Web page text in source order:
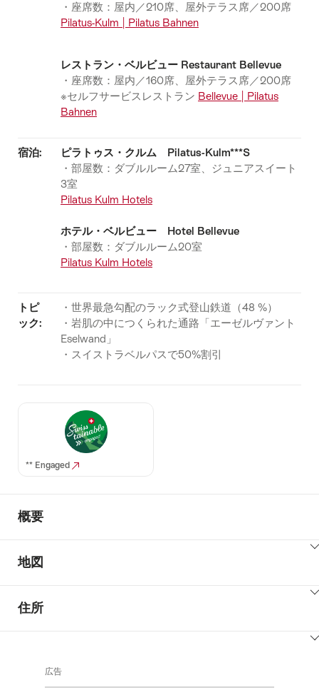
・座席数：屋内／210席、屋外テラス席／200席
Pilatus-Kulm | Pilatus Bahnen
レストラン・ベルビュー Restaurant Bellevue
・座席数：屋内／160席、屋外テラス席／200席
※セルフサービスレストラン Bellevue | Pilatus
Bahnen
宿泊:
ピラトゥス・クルム Pilatus-Kulm***S
・部屋数：ダブルルーム27室、ジュニアスイート
3室
Pilatus Kulm Hotels
ホテル・ベルビュー Hotel Bellevue
・部屋数：ダブルルーム20室
Pilatus Kulm Hotels
トピ
ック:
・世界最急勾配のラック式登山鉄道（48 %）
・岩肌の中につくられた通路「エーゼルヴァント
Eselwand」
・スイストラベルパスで50%割引
** Engaged
概要
ClickToViewContent
地図
ClickToViewContent
住所
広告